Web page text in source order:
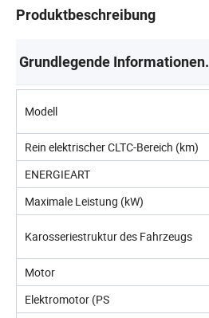
Produktbeschreibung
Grundlegende Informationen.
Modell
Rein elektrischer CLTC-Bereich (km)
ENERGIEART
Maximale Leistung (kW)
Karosseriestruktur des Fahrzeugs
Motor
Elektromotor (PS